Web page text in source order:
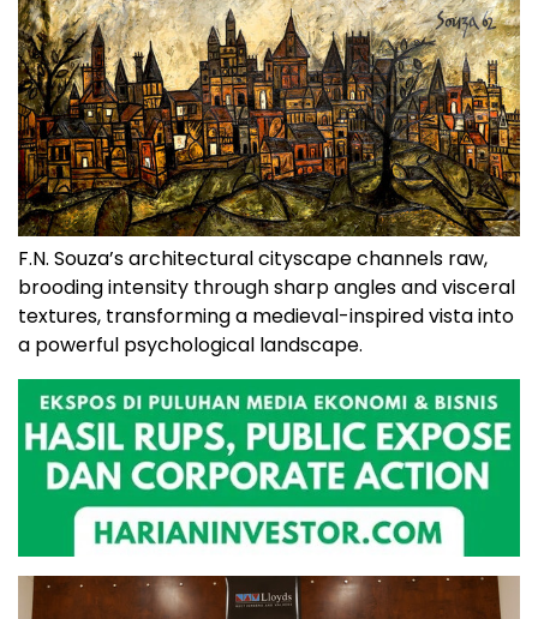
F.N. Souza’s architectural cityscape channels raw,
brooding intensity through sharp angles and visceral
textures, transforming a medieval-inspired vista into
a powerful psychological landscape.